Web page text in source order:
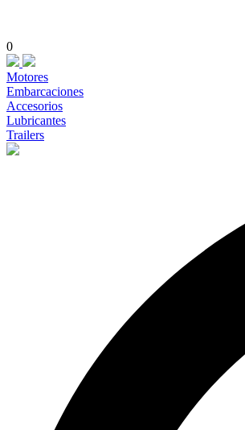
0
Motores
Embarcaciones
Accesorios
Lubricantes
Trailers